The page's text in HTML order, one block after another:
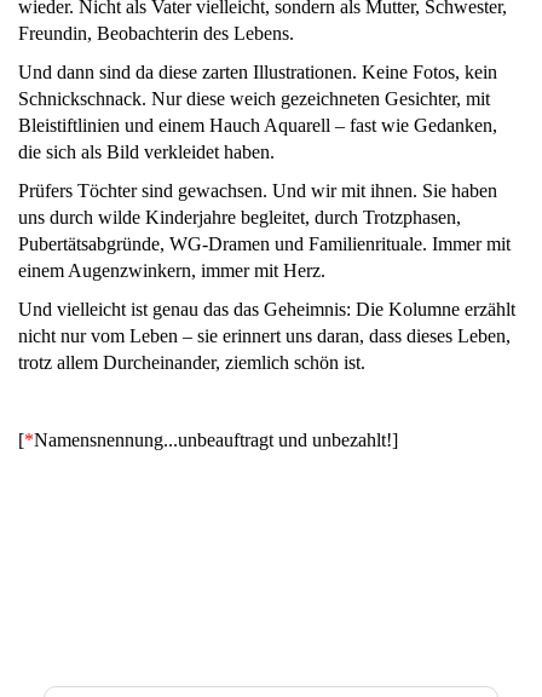
wieder. Nicht als Vater vielleicht, sondern als Mutter, Schwester,
Freundin, Beobachterin des Lebens.
Und dann sind da diese zarten Illustrationen. Keine Fotos, kein
Schnickschnack. Nur diese weich gezeichneten Gesichter, mit
Bleistiftlinien und einem Hauch Aquarell – fast wie Gedanken,
die sich als Bild verkleidet haben.
Prüfers Töchter sind gewachsen. Und wir mit ihnen. Sie haben
uns durch wilde Kinderjahre begleitet, durch Trotzphasen,
Pubertätsabgründe, WG-Dramen und Familienrituale. Immer mit
einem Augenzwinkern, immer mit Herz.
Und vielleicht ist genau das das Geheimnis: Die Kolumne erzählt
nicht nur vom Leben – sie erinnert uns daran, dass dieses Leben,
trotz allem Durcheinander, ziemlich schön ist.
[*Namensnennung...unbeauftragt und unbezahlt!]